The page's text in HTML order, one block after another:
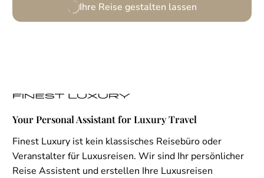
Ihre Reise gestalten lassen
Your Personal Assistant for Luxury Travel
Finest Luxury ist kein klassisches Reisebüro oder
Veranstalter für Luxusreisen. Wir sind Ihr persönlicher
Reise Assistent und erstellen Ihre Luxusreisen